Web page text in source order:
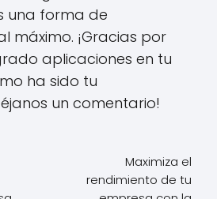
una forma de
máximo. ¡Gracias por
aplicaciones en tu
ha sido tu
un comentario!
Maximiza el
rendimiento de tu